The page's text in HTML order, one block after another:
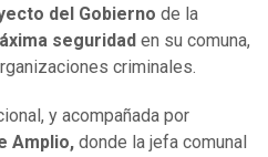
del Gobierno de la
seguridad en su comuna,
criminales.
y acompañada por
Amplio, donde la jefa comunal